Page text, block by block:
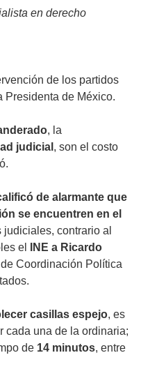
en derecho
de los partidos
Presidenta de México.
, la
judicial , son el costo
de alarmante que
se encuentren en el
contrario al
el
INE a Ricardo
Coordinación Política
casillas espejo, es
cada una de la ordinaria;
de 14 minutos, entre